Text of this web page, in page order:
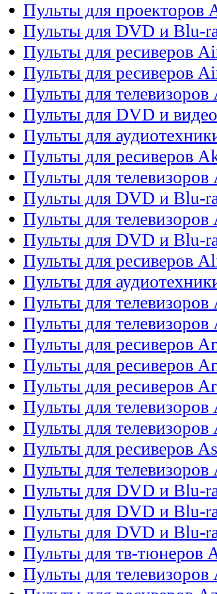
Пульты для проекторов
Пульты для DVD и Blu-
Пульты для ресиверов
Пульты для ресиверов
Пульты для телевизоров
Пульты для DVD и
Пульты для
Пульты для ресиверов
Пульты для телевизоров
Пульты для DVD и Blu-
Пульты для
Пульты для DVD и Blu-
Пульты для ресиверов
Пульты для
Пульты для
Пульты для
Пульты для ресиверов
Пульты для ресиверов
Пульты для ресиверов
Пульты для
Пульты для телевизоров
Пульты для ресиверов
Пульты для телевизоров
Пульты для DVD и Blu-
Пульты для DVD и Blu-
Пульты для DVD и Blu-
Пульты для тв-тюнеров
Пульты для телевизоров